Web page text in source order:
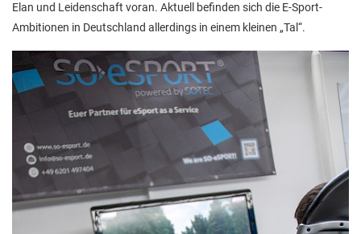
Elan und Leidenschaft voran. Aktuell befinden sich die E-Sport-
Ambitionen in Deutschland allerdings in einem kleinen „Tal“.